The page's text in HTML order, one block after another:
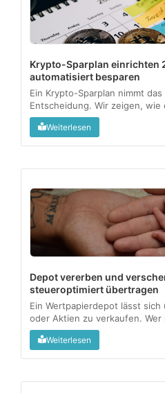
Krypto-Sparplan einrichten
automatisiert besparen
Ein Krypto-Sparplan nimmt
Entscheidung. Wir zeigen,
1-Jahres-Haltefrist steuerlich
sich das wirklich lohnt....
Weiterlesen
Depot vererben und
steueroptimiert übertragen
Ein Wertpapierdepot lässt
oder Aktien zu verkaufen. Wer
Meldepflichten kennt, gibt
nächste Generation weiter....
Weiterlesen